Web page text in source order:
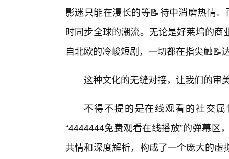
影迷只能在漫长的等📝待中消磨热情
时同步全球的潮流。无论是好莱坞的
自北欧的冷峻短剧，一切都在指尖触📝
这种文化的无缝对接，让我们的审
不得不提的是在线观看的社交
“4444444免费观看在线播放”的弹幕
共情和深度解析，构成了一个庞大的